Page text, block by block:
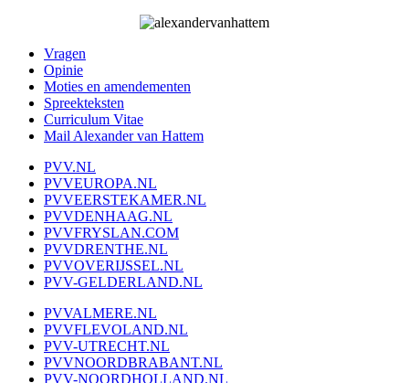
Vragen
Opinie
Moties en amendementen
Spreekteksten
Curriculum Vitae
Mail Alexander van Hattem
PVV.NL
PVVEUROPA.NL
PVVEERSTEKAMER.NL
PVVDENHAAG.NL
PVVFRYSLAN.COM
PVVDRENTHE.NL
PVVOVERIJSSEL.NL
PVV-GELDERLAND.NL
PVVALMERE.NL
PVVFLEVOLAND.NL
PVV-UTRECHT.NL
PVVNOORDBRABANT.NL
PVV-NOORDHOLLAND.NL